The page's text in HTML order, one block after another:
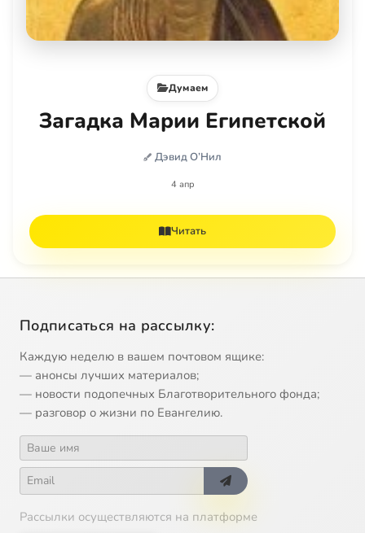
Думаем
Загадка Марии Египетской
Дэвид О’Нил
4 апр
Читать
Подписаться на рассылку:
Каждую неделю в вашем почтовом ящике:
— анонсы лучших материалов;
— новости подопечных Благотворительного фонда;
— разговор о жизни по Евангелию.
Рассылки осуществляются на платформе